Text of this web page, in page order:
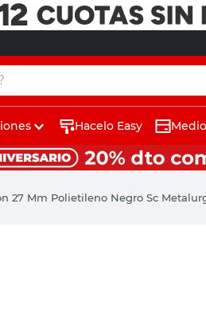
Hacelo Easy
27 Mm Polietileno Negro Sc